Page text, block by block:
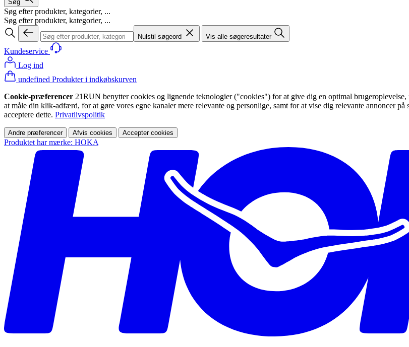
Søg
Søg efter produkter, kategorier, ...
Søg efter produkter, kategorier, ...
Nulstil søgeord Vis alle søgeresultater
Kundeservice
Log ind
undefined Produkter i indkøbskurven
Cookie-præferencer 21RUN benytter cookies og lignende teknologier ("cookies") for at give dig en optimal
at måle din klik-adfærd, for at gøre vores egne kanaler mere relevante og personlige, samt for at vise dig relevante annoncer
acceptere dette. Privatlivspolitik
Andre præferencer Afvis cookies Accepter cookies
Produktet har mærke: HOKA